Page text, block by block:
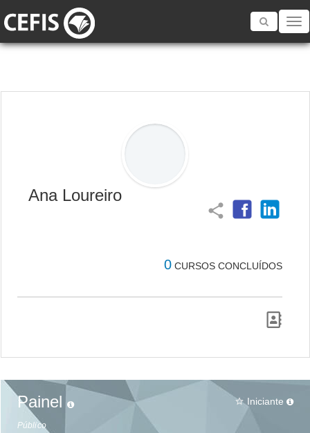
Toggle
Ana Loureiro
share
0 CURSOS CONCLUÍDOS
Painel
Público
star_border Iniciante